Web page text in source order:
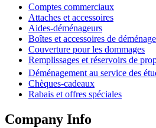
Comptes commerciaux
Attaches et accessoires
Aides-déménageurs
Boîtes et accessoires de
Couverture pour les dommages
Remplissages et réservoirs de
Déménagement au service des
Chèques-cadeaux
Rabais et offres spéciales
Company Info